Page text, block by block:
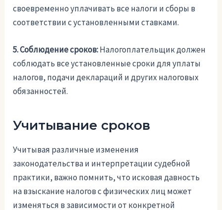
своевременно уплачивать все налоги и сборы в
соответствии с установленными ставками.
5. Соблюдение сроков:Налогоплательщик должен
соблюдать все установленные сроки для уплаты
налогов, подачи деклараций и других налоговых
обязанностей.
Учитывание сроков
Учитывая различные изменения
законодательства и интерпретации судебной
практики, важно помнить, что исковая давность
на взыскание налогов с физических лиц может
изменяться в зависимости от конкретной